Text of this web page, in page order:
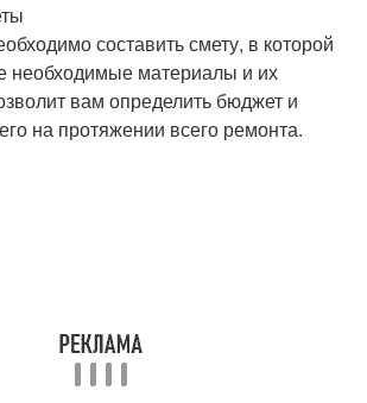
составить смету, в которой
необходимые материалы и их
вам определить бюджет и
на протяжении всего ремонта.